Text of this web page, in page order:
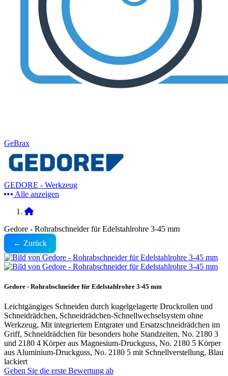
GeBrax
GEDORE - Werkzeug
Alle anzeigen
Gedore - Rohrabschneider für Edelstahlrohre 3-45 mm
← Zurück
Gedore - Rohrabschneider für Edelstahlrohre 3-45 mm
Leichtgängiges Schneiden durch kugelgelagerte Druckrollen und
Schneidrädchen, Schneidrädchen-Schnellwechselsystem ohne
Werkzeug, Mit integriertem Entgrater und Ersatzschneidrädchen im
Griff, Schneidrädchen für besonders hohe Standzeiten, No. 2180 3
und 2180 4 Körper aus Magnesium-Druckguss, No. 2180 5 Körper
aus Aluminium-Druckguss, No. 2180 5 mit Schnellverstellung, Blau
lackiert
Geben Sie die erste Bewertung ab